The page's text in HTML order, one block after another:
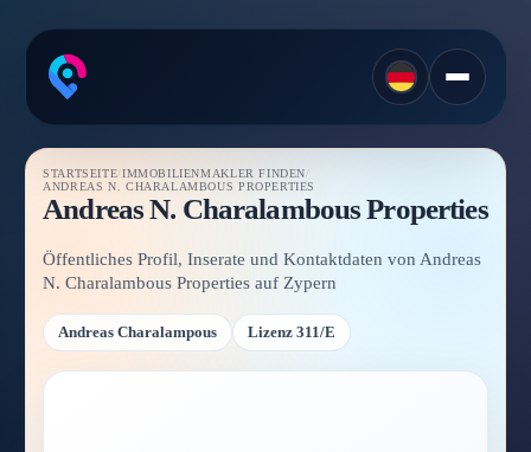
STARTSEITE/IMMOBILIENMAKLER FINDEN /
ANDREAS N. CHARALAMBOUS PROPERTIES
Andreas N. Charalambous Properties
Öffentliches Profil, Inserate und Kontaktdaten von Andreas
N. Charalambous Properties auf Zypern
Andreas Charalampous Lizenz 311/E